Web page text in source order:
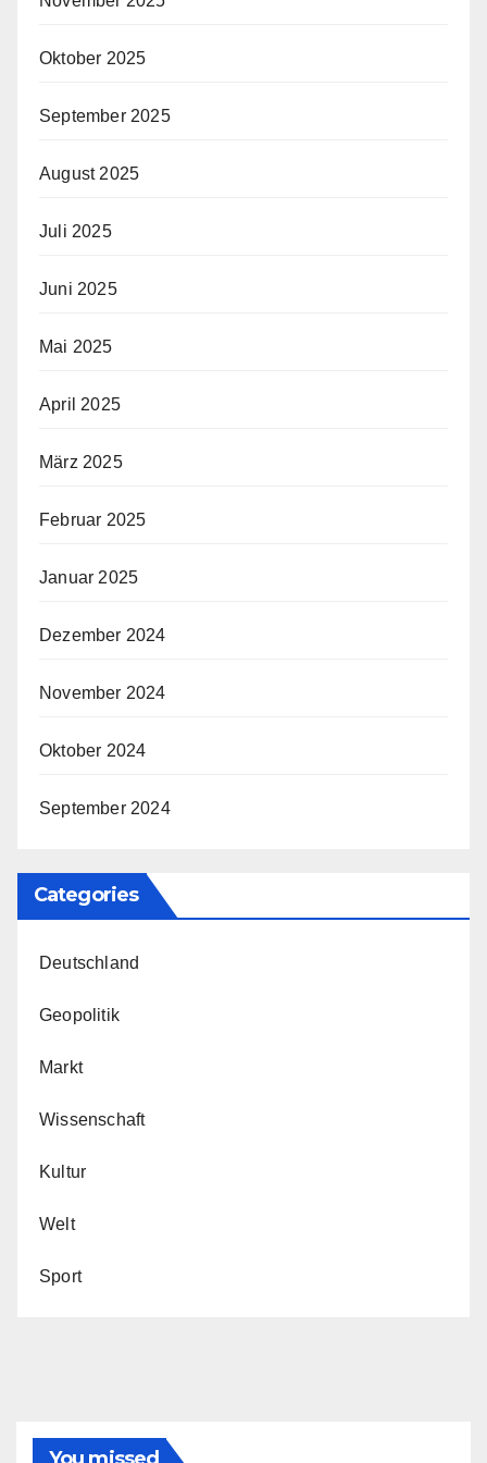
Oktober 2025
September 2025
August 2025
Juli 2025
Juni 2025
Mai 2025
April 2025
März 2025
Februar 2025
Januar 2025
Dezember 2024
November 2024
Oktober 2024
September 2024
Categories
Deutschland
Geopolitik
Markt
Wissenschaft
Kultur
Welt
Sport